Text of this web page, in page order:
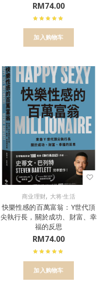
RM74.00
加入购物车
商业理财, 大将·生活
快樂性感的百萬富翁：Y世代頂
尖執行長，關於成功、財富、幸
福的反思
RM74.00
加入购物车